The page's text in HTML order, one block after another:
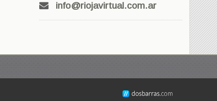
info@riojavirtual.com.ar